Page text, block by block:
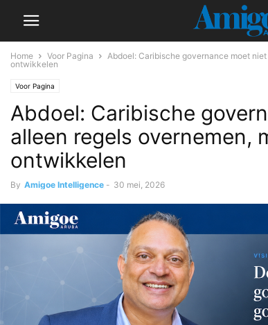
Home Voor Pagina
Abdoel: Caribische governance moet
ontwikkelen
Voor Pagina
Abdoel: Caribische
alleen regels overnemen,
ontwikkelen
By Amigoe Intelligence - 30 mei, 2026